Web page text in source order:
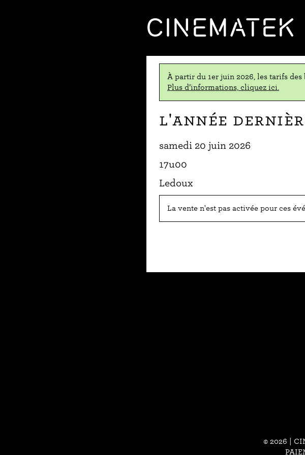
CINEMATEK
À partir du 1er juin 2026, les tarifs
Plus d’informations, cliquez ici.
L'Année
samedi 20 juin 2026
17u00
Ledoux
La vente n'est pas activée pour ces
© 2026 |